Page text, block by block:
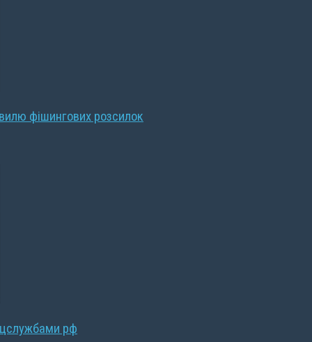
фішингових розсилок
рф